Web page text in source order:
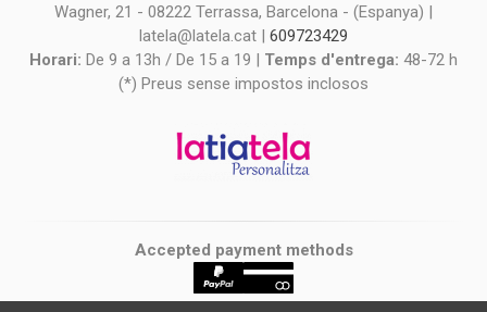
Wagner, 21 - 08222 Terrassa, Barcelona - (Espanya) |
latela@latela.cat | 609723429
Horari: De 9 a 13h / De 15 a 19 | Temps d'entrega: 48-72 h
(*) Preus sense impostos inclosos
Accepted payment methods